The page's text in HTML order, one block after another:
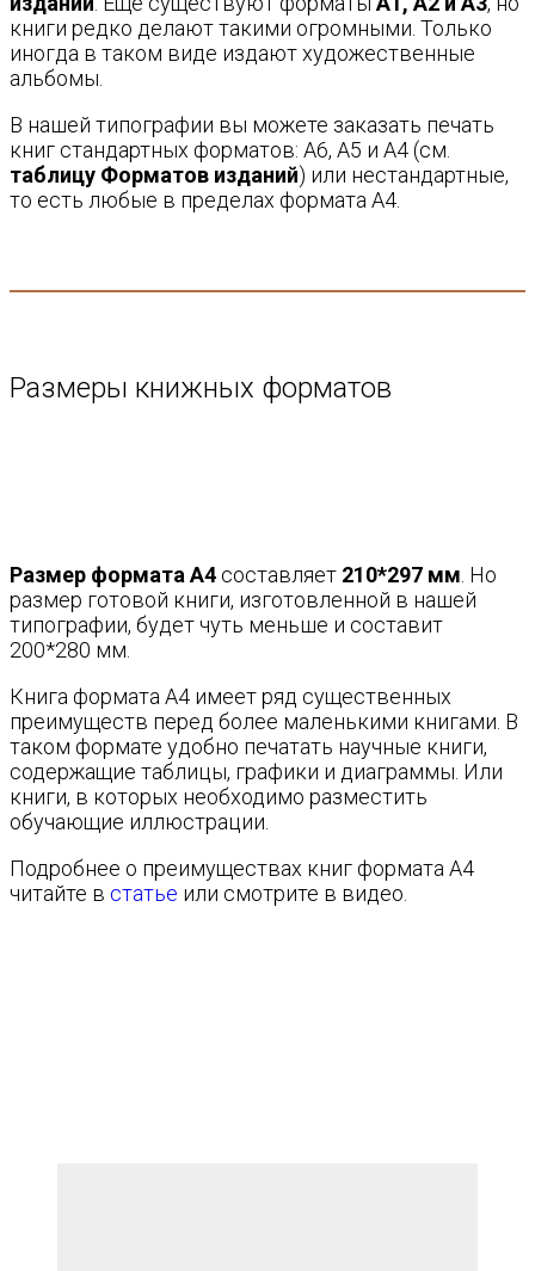
книги редко делают такими огромными. Только
иногда в таком виде издают художественные
альбомы.
В нашей типографии вы можете заказать печать
книг стандартных форматов: А6, А5 и А4 (см.
таблицу Форматов изданий) или нестандартные,
то есть любые в пределах формата А4.
Размеры книжных форматов
Размер формата А4 составляет 210*297 мм. Но
размер готовой книги, изготовленной в нашей
типографии, будет чуть меньше и составит
200*280 мм.
Книга формата А4 имеет ряд существенных
преимуществ перед более маленькими книгами. В
таком формате удобно печатать научные книги,
содержащие таблицы, графики и диаграммы. Или
книги, в которых необходимо разместить
обучающие иллюстрации.
Подробнее о преимуществах книг формата А4
читайте в статье или смотрите в видео.